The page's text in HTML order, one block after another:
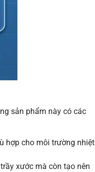
sản phẩm này có các
hợp cho môi trường nhiệt
xước mà còn tạo nên